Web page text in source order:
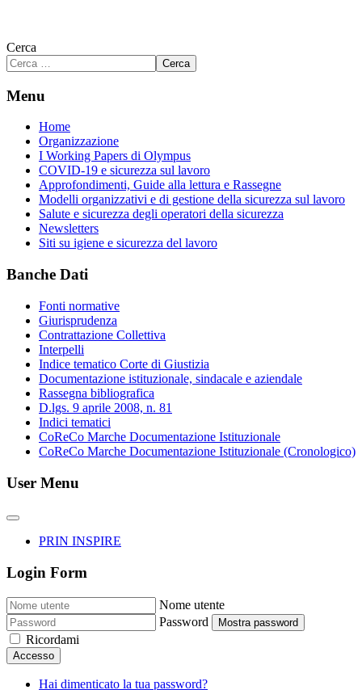
Cerca
Cerca
Menu
Home
Organizzazione
I Working Papers di Olympus
COVID-19 e sicurezza sul lavoro
Approfondimenti, Guide alla lettura e Rassegne
Modelli organizzativi e di gestione della sicurezza sul lavoro
Salute e sicurezza degli operatori della sicurezza
Newsletters
Siti su igiene e sicurezza del lavoro
Banche Dati
Fonti normative
Giurisprudenza
Contrattazione Collettiva
Interpelli
Indice tematico Corte di Giustizia
Documentazione istituzionale, sindacale e aziendale
Rassegna bibliografica
D.lgs. 9 aprile 2008, n. 81
Indici tematici
CoReCo Marche Documentazione Istituzionale
CoReCo Marche Documentazione Istituzionale (Cronologico)
User Menu
PRIN INSPIRE
Login Form
Nome utente
Password
Mostra password
Ricordami
Accesso
Hai dimenticato la tua password?